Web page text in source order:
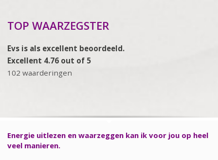
TOP WAARZEGSTER
Evs is als excellent beoordeeld.
Excellent 4.76 out of 5
102 waarderingen
Energie uitlezen en waarzeggen kan ik voor jou op heel
veel manieren.